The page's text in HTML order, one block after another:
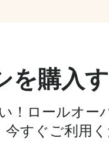
を購入
！ロールオー
すぐご利用く